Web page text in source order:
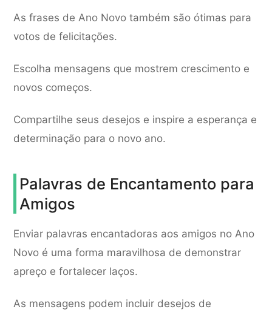
As frases de Ano Novo também são ótimas para
votos de felicitações.
Escolha mensagens que mostrem crescimento e
novos começos.
Compartilhe seus desejos e inspire a esperança e
determinação para o novo ano.
Palavras de Encantamento para
Amigos
Enviar palavras encantadoras aos amigos no Ano
Novo é uma forma maravilhosa de demonstrar
apreço e fortalecer laços.
As mensagens podem incluir desejos de